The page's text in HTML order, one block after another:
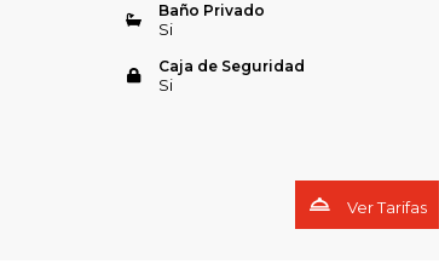
Baño Privado
Si
Caja de Seguridad
Si
Ver Tarifas